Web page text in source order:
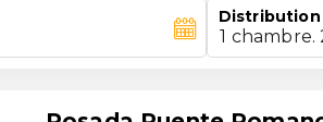
Distribution
1 chambre.